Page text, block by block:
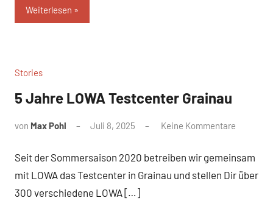
Weiterlesen
Stories
5 Jahre LOWA Testcenter Grainau
von Max Pohl Juli 8, 2025 Keine Kommentare
Seit der Sommersaison 2020 betreiben wir gemeinsam
mit LOWA das Testcenter in Grainau und stellen Dir über
300 verschiedene LOWA […]